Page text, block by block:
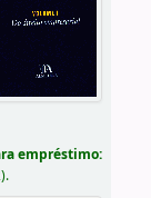
empréstimo: